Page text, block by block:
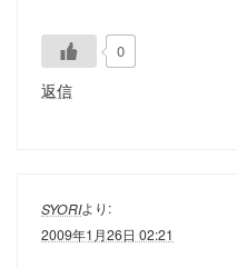
0
返信
SYORIより:
2009年1月26日 02:21